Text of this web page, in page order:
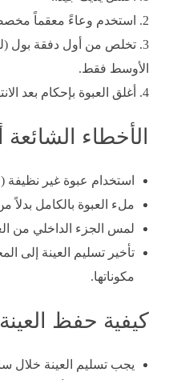
استخدم وعاءً معقماً
تخلص من أول دفقة بول
الأوسط فقط.
أغلق العبوة بإحكام بعد
الأخطاء الشائعة
استخدام عبوة غير نظيفة
ملء العبوة بالكامل
لمس الجزء الداخلي من
تأخير تسليم العينة إلى
مكوناتها.
كيفية حفظ
يجب تسليم العينة خلال